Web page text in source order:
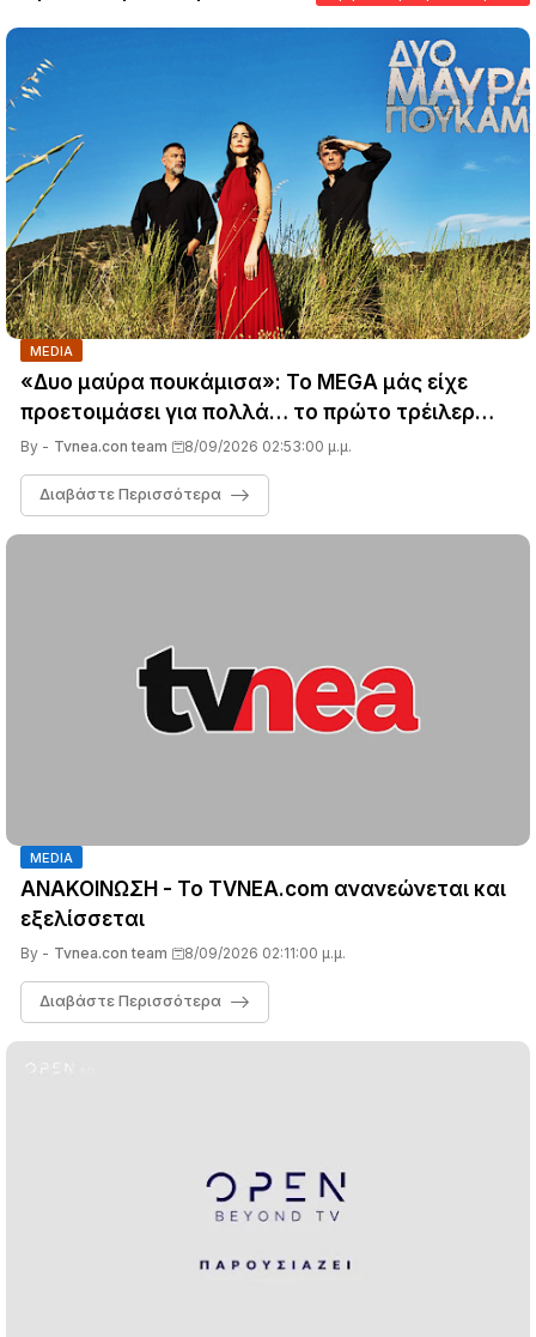
MEDIA
«Δυο μαύρα πουκάμισα»: Το MEGA μάς είχε
προετοιμάσει για πολλά… το πρώτο τρέιλερ
όμως όχι
By - Tvnea.con team 8/09/2026 02:53:00 μ.μ.
Διαβάστε Περισσότερα
MEDIA
ΑΝΑΚΟΙΝΩΣΗ - Το TVNEA.com ανανεώνεται και
εξελίσσεται
By - Tvnea.con team 8/09/2026 02:11:00 μ.μ.
Διαβάστε Περισσότερα